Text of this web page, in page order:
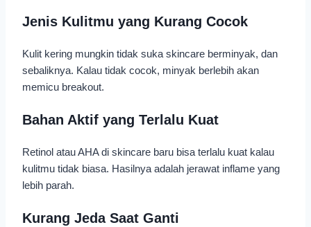
Jenis Kulitmu yang Kurang Cocok
Kulit kering mungkin tidak suka skincare berminyak, dan
sebaliknya. Kalau tidak cocok, minyak berlebih akan
memicu breakout.
Bahan Aktif yang Terlalu Kuat
Retinol atau AHA di skincare baru bisa terlalu kuat kalau
kulitmu tidak biasa. Hasilnya adalah jerawat inflame yang
lebih parah.
Kurang Jeda Saat Ganti